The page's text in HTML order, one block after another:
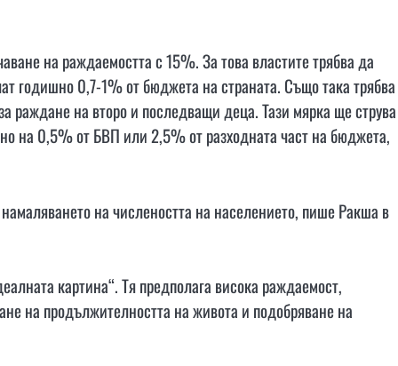
на раждаемостта с 15%. За това властите трябва да
годишно 0,7-1% от бюджета на страната. Също така
раждане на второ и последващи деца. Тази мярка ще
на 0,5% от БВП или 2,5% от разходната част на бюджета,
на числеността на населението, пише Ракша в
картина“. Тя предполага висока раждаемост,
на продължителността на живота и подобряване на